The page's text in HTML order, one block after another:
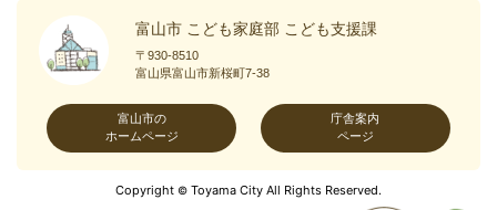
富山市 こども家庭部 こども支援課
〒930-8510
富山県富山市新桜町7-38
富山市の
ホームページ
庁舎案内
ページ
Copyright © Toyama City All Rights Reserved.